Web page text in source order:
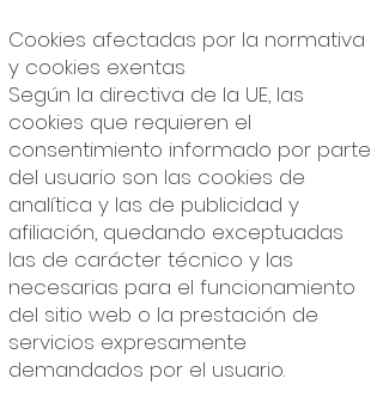
Cookies afectadas por la normativa
y cookies exentas
Según la directiva de la UE, las
cookies que requieren el
consentimiento informado por parte
del usuario son las cookies de
analítica y las de publicidad y
afiliación, quedando exceptuadas
las de carácter técnico y las
necesarias para el funcionamiento
del sitio web o la prestación de
servicios expresamente
demandados por el usuario.